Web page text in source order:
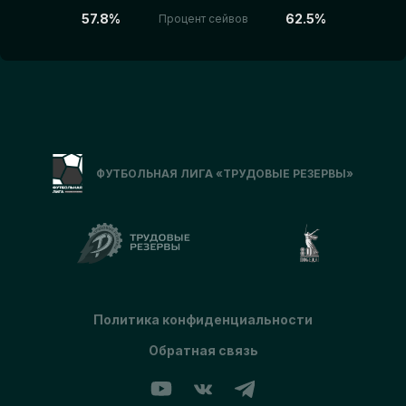
57.8% Процент сейвов 62.5%
ФУТБОЛЬНАЯ ЛИГА «ТРУДОВЫЕ РЕЗЕРВЫ»
Политика конфиденциальности
Обратная связь